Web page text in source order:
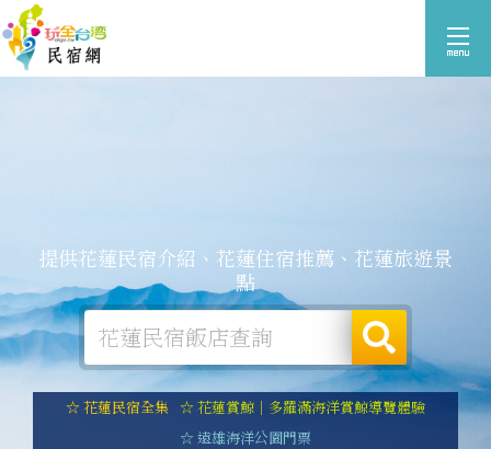
提供花蓮民宿介紹、花蓮住宿推薦、花蓮旅遊景
點
☆ 花蓮民宿全集 ☆ 花蓮賞鯨｜多羅滿海洋賞鯨導覽體驗
☆ 遠雄海洋公園門票